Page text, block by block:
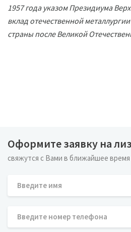
1957 года указом Президиума
вклад отечественной
страны после Великой
Оформите заявку на
свяжутся с Вами в ближайшее время